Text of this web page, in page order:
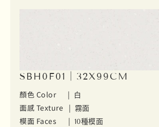
SBH0F01｜32X99CM
顏色 Color | 白
面感 Texture | 霧面
模面 Faces | 10種模面